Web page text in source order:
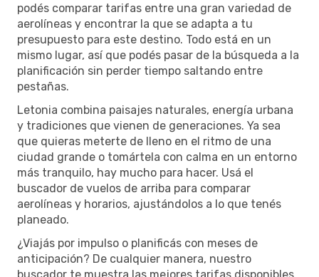
podés comparar tarifas entre una gran variedad de
aerolíneas y encontrar la que se adapta a tu
presupuesto para este destino. Todo está en un
mismo lugar, así que podés pasar de la búsqueda a la
planificación sin perder tiempo saltando entre
pestañas.
Letonia combina paisajes naturales, energía urbana
y tradiciones que vienen de generaciones. Ya sea
que quieras meterte de lleno en el ritmo de una
ciudad grande o tomártela con calma en un entorno
más tranquilo, hay mucho para hacer. Usá el
buscador de vuelos de arriba para comparar
aerolíneas y horarios, ajustándolos a lo que tenés
planeado.
¿Viajás por impulso o planificás con meses de
anticipación? De cualquier manera, nuestro